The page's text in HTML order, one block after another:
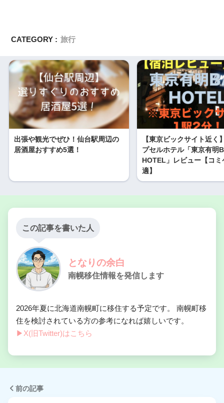
CATEGORY : 旅行
出張や観光でぜひ！仙台駅周辺の
居酒屋おすすめ5選！
【東京ビックサイト近く
プセルホテル「東京有明
HOTEL」レビュー【コミ
適】
この記事を書いた人
となりの余白
南幌移住情報を発信します
2026年夏に北海道南幌町に移住する予定です。 南幌町移
住を検討されている方の参考になれば嬉しいです。
▶︎X(旧Twitter)はこちら
前の記事